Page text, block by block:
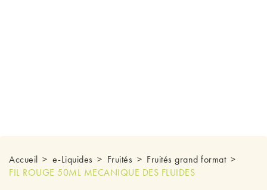
Accueil e-Liquides Fruités
Fruités grand format
FIL ROUGE 50ML MECANIQUE DES FLUIDES